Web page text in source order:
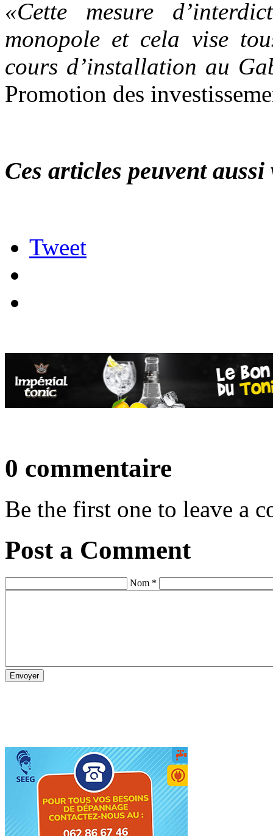
«Cette mesure
monopole et cela vise
cours d’installation au
Promotion des
Ces articles peuvent
Tweet
0 commentaire
Be the first one to leave a
Post a Comment
Nom *